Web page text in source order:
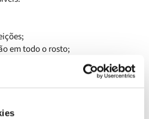
em todo o rosto;
sua pele para destacar e iluminar
um tom mais escuro para um